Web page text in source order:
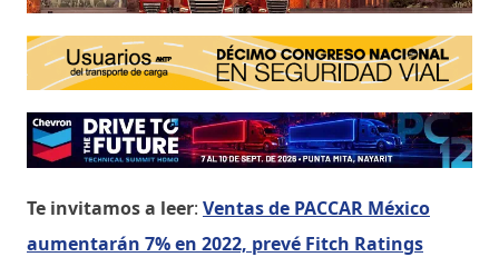
Te invitamos a leer: Ventas de PACCAR México
aumentarán 7% en 2022, prevé Fitch Ratings